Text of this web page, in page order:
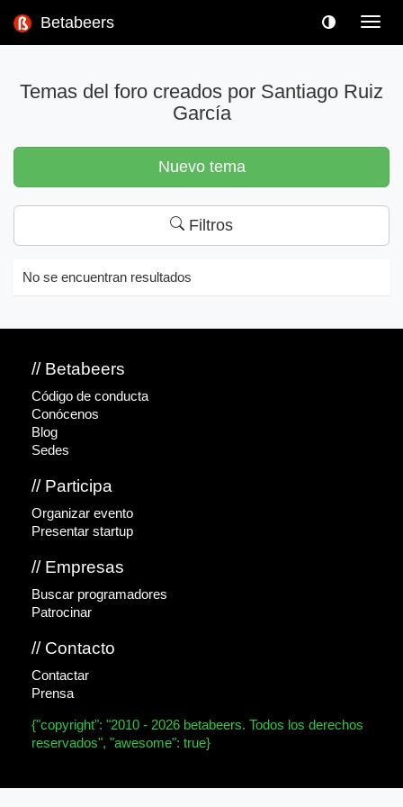
Betabeers
Temas del foro creados por Santiago Ruiz
García
Nuevo tema
Filtros
No se encuentran resultados
// Betabeers
Código de conducta
Conócenos
Blog
Sedes
// Participa
Organizar evento
Presentar startup
// Empresas
Buscar programadores
Patrocinar
// Contacto
Contactar
Prensa
{"copyright": "2010 - 2026 betabeers. Todos los derechos
reservados", "awesome": true}